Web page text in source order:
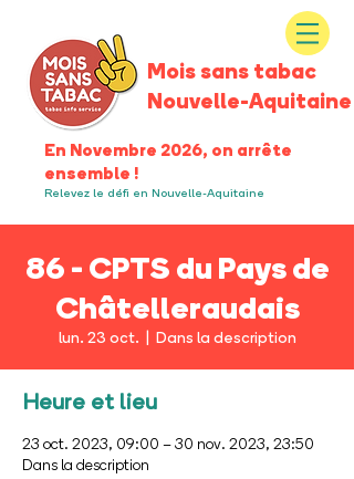
Mois sans tabac
Nouvelle-Aquitaine
En Novembre 2026, on arrête
ensemble !
Relevez le défi en Nouvelle-Aquitaine
86 - CPTS du Pays de
Châtelleraudais
lun. 23 oct.
  |
Dans la description
Heure et lieu
23 oct. 2023, 09:00 – 30 nov. 2023, 23:50
Dans la description